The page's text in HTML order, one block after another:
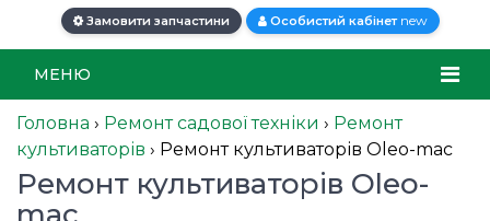
Замовити запчастини Особистий кабінет new
МЕНЮ
Головна › Ремонт садової техніки › Ремонт
культиваторів › Ремонт культиваторів Oleo-mac
Ремонт культиваторів Oleo-